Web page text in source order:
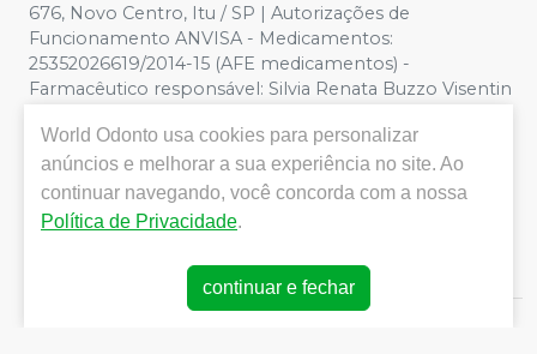
676, Novo Centro, Itu / SP | Autorizações de
Funcionamento ANVISA - Medicamentos:
25352026619/2014-15 (AFE medicamentos) -
Farmacêutico responsável: Silvia Renata Buzzo Visentin
Segurança - Fotos meramente ilustrativas - Os preços e
condições da loja virtual estão sujeitos a alterações. Em
caso de divergência de preços no site, o valor válido é o
do Carrinho de Compra. Não vendemos por atacado,
compras de grandes volumes pelo site.
World Odonto usa cookies para personalizar
anúncios e melhorar a sua experiência no site. Ao
continuar navegando, você concorda com a nossa
Política de Privacidade.
continuar e fechar